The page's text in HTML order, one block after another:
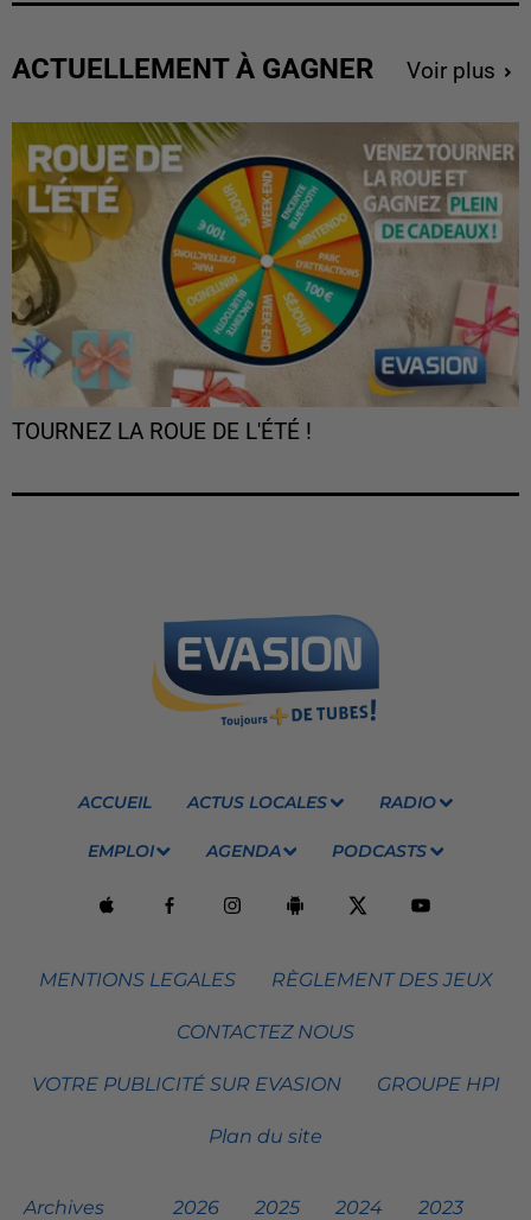
ACTUELLEMENT À GAGNER Voir plus
TOURNEZ LA ROUE DE L'ÉTÉ !
ACCUEIL ACTUS LOCALES RADIO
EMPLOI AGENDA PODCASTS
MENTIONS LEGALES RÈGLEMENT DES JEUX
CONTACTEZ NOUS
VOTRE PUBLICITÉ SUR EVASION GROUPE HPI
Plan du site
Archives 2026 2025 2024 2023